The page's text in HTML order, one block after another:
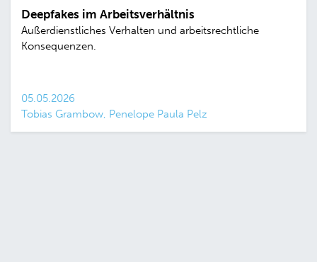
Deepfakes im Arbeitsverhältnis
Außerdienstliches Verhalten und arbeitsrechtliche
Konsequenzen.
05.05.2026
Tobias Grambow, Penelope Paula Pelz